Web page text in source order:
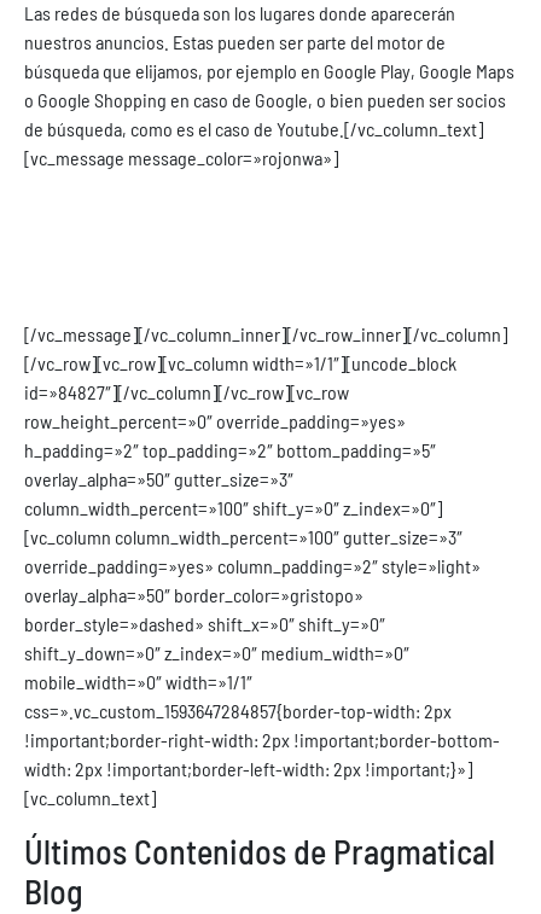
Las redes de búsqueda son los lugares donde aparecerán
nuestros anuncios. Estas pueden ser parte del motor de
búsqueda que elijamos, por ejemplo en Google Play, Google Maps
o Google Shopping en caso de Google, o bien pueden ser socios
de búsqueda, como es el caso de Youtube. [/vc_column_text]
[vc_message message_color=»rojonwa»]
[/vc_message][/vc_column_inner][/vc_row_inner][/vc_column]
[/vc_row][vc_row][vc_column width=»1/1″][uncode_block
id=»84827″][/vc_column][/vc_row][vc_row
row_height_percent=»0″ override_padding=»yes»
h_padding=»2″ top_padding=»2″ bottom_padding=»5″
overlay_alpha=»50″ gutter_size=»3″
column_width_percent=»100″ shift_y=»0″ z_index=»0″]
[vc_column column_width_percent=»100″ gutter_size=»3″
override_padding=»yes» column_padding=»2″ style=»light»
overlay_alpha=»50″ border_color=»gristopo»
border_style=»dashed» shift_x=»0″ shift_y=»0″
shift_y_down=»0″ z_index=»0″ medium_width=»0″
mobile_width=»0″ width=»1/1″
css=».vc_custom_1593647284857{border-top-width: 2px
!important;border-right-width: 2px !important;border-bottom-
width: 2px !important;border-left-width: 2px !important;}»]
[vc_column_text]
Últimos Contenidos de Pragmatical
Blog